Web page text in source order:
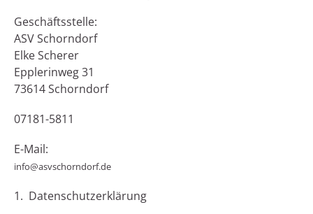
Geschäftsstelle:
ASV Schorndorf
Elke Scherer
Epplerinweg 31
73614 Schorndorf
07181-5811
E-Mail:
info@asvschorndorf.de
1. Datenschutzerklärung